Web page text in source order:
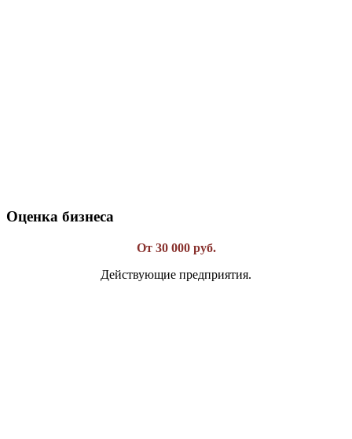
Оценка бизнеса
От 30 000 руб.
Действующие предприятия.